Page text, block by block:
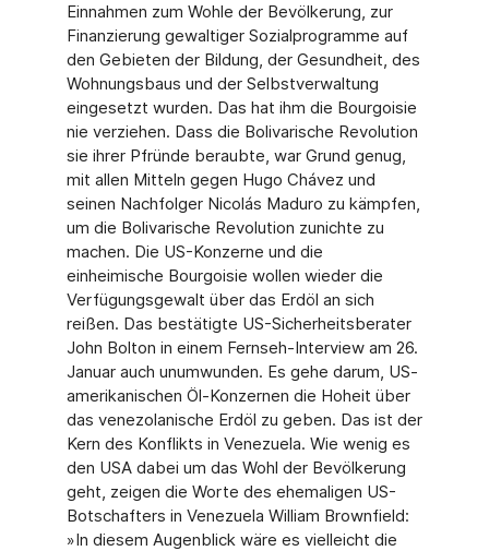
Einnahmen zum Wohle der Bevölkerung, zur
Finanzierung gewaltiger Sozialprogramme auf
den Gebieten der Bildung, der Gesundheit, des
Wohnungsbaus und der Selbstverwaltung
eingesetzt wurden. Das hat ihm die Bourgoisie
nie verziehen. Dass die Bolivarische Revolution
sie ihrer Pfründe beraubte, war Grund genug,
mit allen Mitteln gegen Hugo Chávez und
seinen Nachfolger Nicolás Maduro zu kämpfen,
um die Bolivarische Revolution zunichte zu
machen. Die US-Konzerne und die
einheimische Bourgoisie wollen wieder die
Verfügungsgewalt über das Erdöl an sich
reißen. Das bestätigte US-Sicherheitsberater
John Bolton in einem Fernseh-Interview am 26.
Januar auch unumwunden. Es gehe darum, US-
amerikanischen Öl-Konzernen die Hoheit über
das venezolanische Erdöl zu geben. Das ist der
Kern des Konflikts in Venezuela. Wie wenig es
den USA dabei um das Wohl der Bevölkerung
geht, zeigen die Worte des ehemaligen US-
Botschafters in Venezuela William Brownfield:
»In diesem Augenblick wäre es vielleicht die